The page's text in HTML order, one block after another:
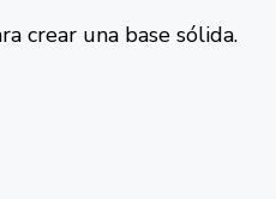
crear una base sólida.